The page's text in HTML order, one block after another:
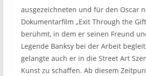
ausgezeichneten und für den Oscar
Dokumentarfilm „Exit Through the
berühmt, in dem er seinen Freund
Legende Banksy bei der Arbeit
gelangte auch er in die Street Art
Kunst zu schaffen. Ab diesem